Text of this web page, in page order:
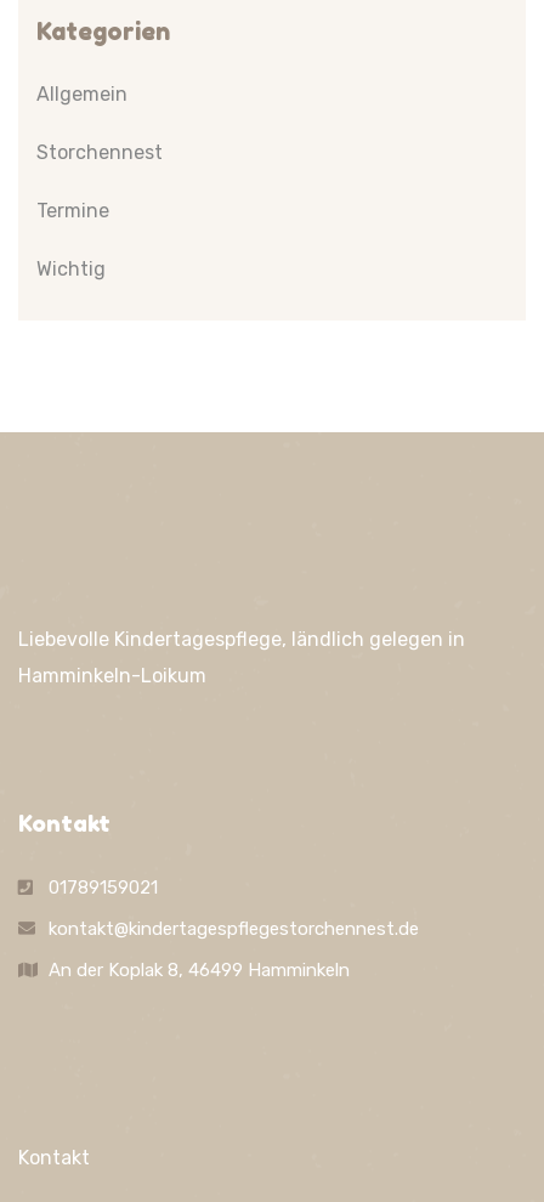
Kategorien
Allgemein
Storchennest
Termine
Wichtig
Liebevolle Kindertagespflege, ländlich gelegen in
Hamminkeln-Loikum
Kontakt
01789159021
kontakt@kindertagespflegestorchennest.de
An der Koplak 8, 46499 Hamminkeln
Kontakt